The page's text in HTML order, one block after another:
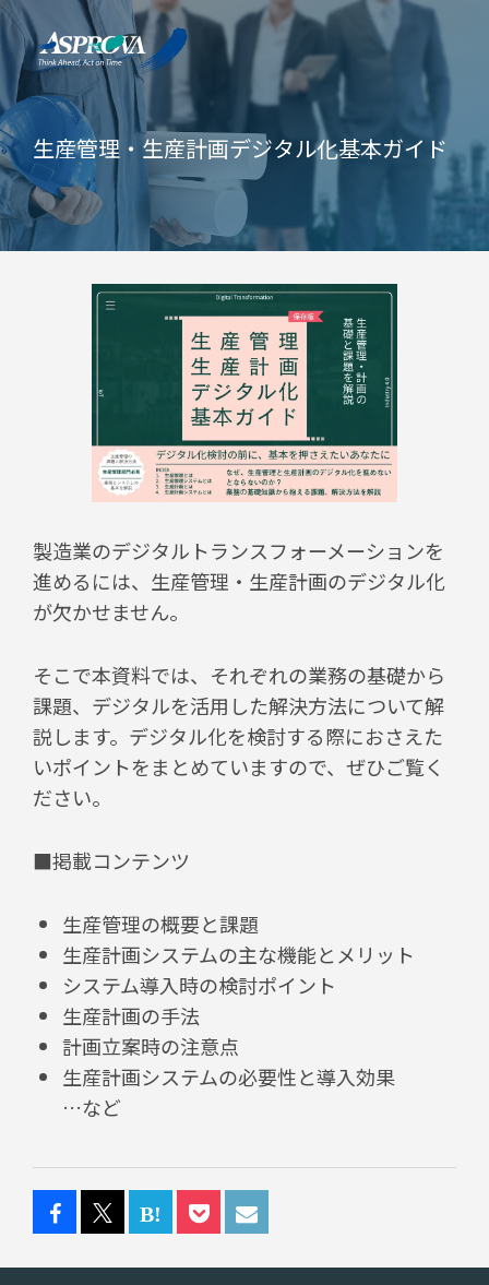
生産管理・生産計画デジタル化基本ガイド
製造業のデジタルトランスフォーメーションを
進めるには、生産管理・生産計画のデジタル化
が欠かせません。
そこで本資料では、それぞれの業務の基礎から
課題、デジタルを活用した解決方法について解
説します。デジタル化を検討する際におさえた
いポイントをまとめていますので、ぜひご覧く
ださい。
■掲載コンテンツ
生産管理の概要と課題
生産計画システムの主な機能とメリット
システム導入時の検討ポイント
生産計画の手法
計画立案時の注意点
生産計画システムの必要性と導入効果
…など